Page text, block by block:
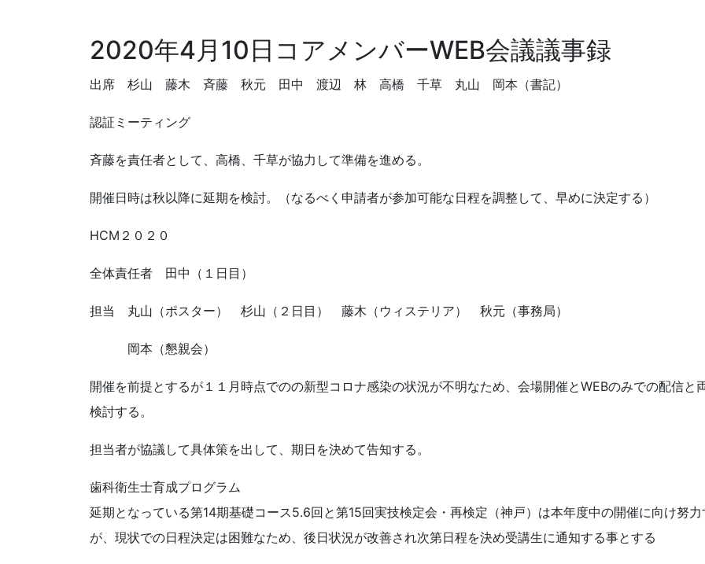
2020年4月10日コアメンバーWEB会議議事録
出席 杉山 藤木 斉藤 秋元 田中 渡辺 林 高橋 千草 丸山 岡本（書記）
認証ミーティング
斉藤を責任者として、高橋、千草が協力して準備を進める。
開催日時は秋以降に延期を検討。（なるべく申請者が参加可能な日程を調整して、早めに決定する）
HCM２０２０
全体責任者 田中（１日目）
担当 丸山（ポスター） 杉山（２日目） 藤木（ウィステリア） 秋元（事務局）
岡本（懇親会）
開催を前提とするが１１月時点でのの新型コロナ感染の状況が不明なため、会場開催とWEBのみでの配信と
検討する。
担当者が協議して具体策を出して、期日を決めて告知する。
歯科衛生士育成プログラム
延期となっている第14期基礎コース5.6回と第15回実技検定会・再検定（神戸）は本年度中の開催に向け努力
が、現状での日程決定は困難なため、後日状況が改善され次第日程を決め受講生に通知する事とする